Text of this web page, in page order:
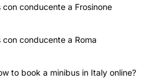
conducente a Frosinone
conducente a Roma
to book a minibus in Italy online?